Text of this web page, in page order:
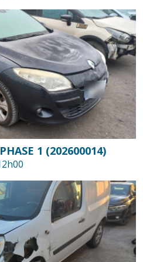
1 (202600014)